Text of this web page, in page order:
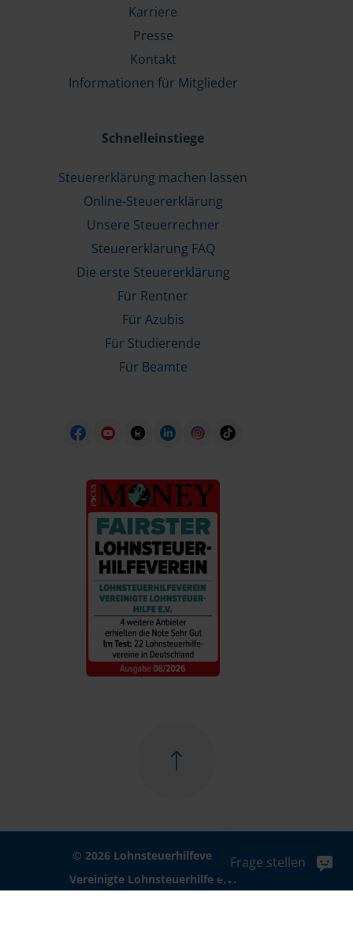
Karriere
Presse
Kontakt
Informationen für Mitglieder
Schnelleinstiege
Steuererklärung machen lassen
Online-Steuererklärung
Unsere Steuerrechner
Steuererklärung FAQ
Die erste Steuererklärung
Für Rentner
Für Azubis
Für Studierende
Für Beamte
© 2026 Lohnsteuerhilfeverein
Vereinigte Lohnsteuerhilfe e.V.
Frage stellen